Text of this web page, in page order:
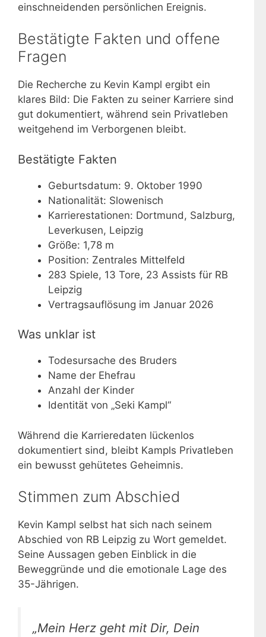
einschneidenden persönlichen Ereignis.
Bestätigte Fakten und offene
Fragen
Die Recherche zu Kevin Kampl ergibt ein
klares Bild: Die Fakten zu seiner Karriere sind
gut dokumentiert, während sein Privatleben
weitgehend im Verborgenen bleibt.
Bestätigte Fakten
Geburtsdatum: 9. Oktober 1990
Nationalität: Slowenisch
Karrierestationen: Dortmund, Salzburg,
Leverkusen, Leipzig
Größe: 1,78 m
Position: Zentrales Mittelfeld
283 Spiele, 13 Tore, 23 Assists für RB
Leipzig
Vertragsauflösung im Januar 2026
Was unklar ist
Todesursache des Bruders
Name der Ehefrau
Anzahl der Kinder
Identität von „Seki Kampl“
Während die Karrieredaten lückenlos
dokumentiert sind, bleibt Kampls Privatleben
ein bewusst gehütetes Geheimnis.
Stimmen zum Abschied
Kevin Kampl selbst hat sich nach seinem
Abschied von RB Leipzig zu Wort gemeldet.
Seine Aussagen geben Einblick in die
Beweggründe und die emotionale Lage des
35-Jährigen.
„Mein Herz geht mit Dir, Dein